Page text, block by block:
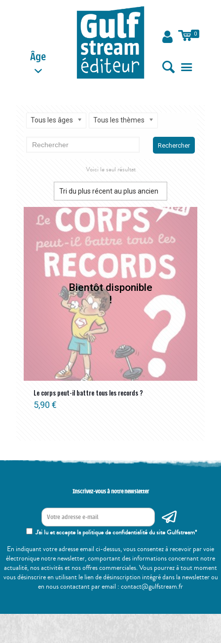
Âge
0
Tous les âges Tous les thèmes
Rechercher
Voici le seul résultat
Le corps peut-il battre tous les records ?
5,90 €
Inscrivez-vous à notre newsletter
J'ai lu et accepte la politique de confidentialité du site Gulfstream*
En indiquant votre adresse email ci-dessus, vous consentez à recevoir par voie
électronique notre newsletter, comportant des informations concernant notre
actualité, nos activités et nos offres commerciales. Vous pourrez à tout moment
vous désinscrire en utilisant le lien de désinscription intégré dans la newsletter ou
en nous contactant par email : contact@gulfstream.fr